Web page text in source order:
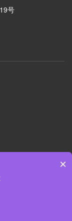
号
权所有备案号：
×